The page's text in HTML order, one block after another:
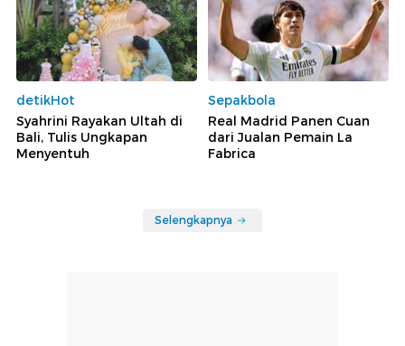
detikHot
Syahrini Rayakan Ultah di
Bali, Tulis Ungkapan
Menyentuh
Sepakbola
Real Madrid Panen Cuan
dari Jualan Pemain La
Fabrica
Selengkapnya